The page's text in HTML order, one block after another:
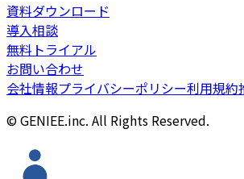
資料ダウンロード
導入相談
無料トライアル
お問い合わせ
会社情報プライバシーポリシー利用規約
© GENIEE.inc. All Rights Reserved.